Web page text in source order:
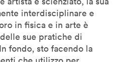
interdisciplinare e
in fisica e in arte è
sue pratiche di
fondo, sto facendo la